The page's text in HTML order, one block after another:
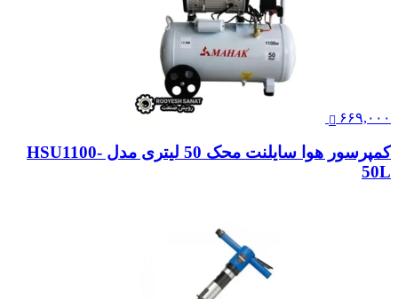
۶۶۹,۰۰۰
کمپرسور هوا سایلنت محک 50 لیتری مدل HSU1100-
50L